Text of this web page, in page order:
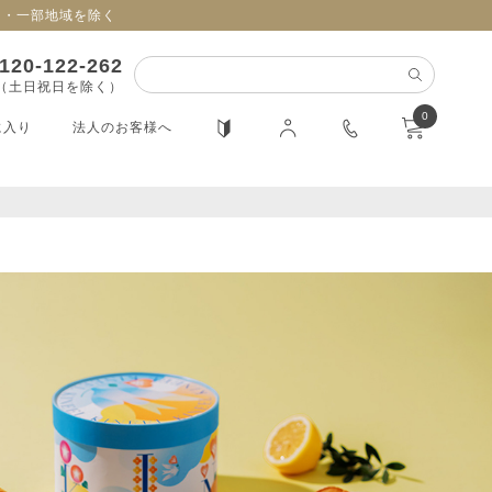
一部地域を除く
122-262
日祝日を除く）
り 法人のお客様へ
0